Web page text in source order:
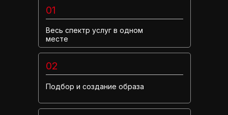
Весь спектр услуг в одном
месте
01
02
Подбор и создание образа